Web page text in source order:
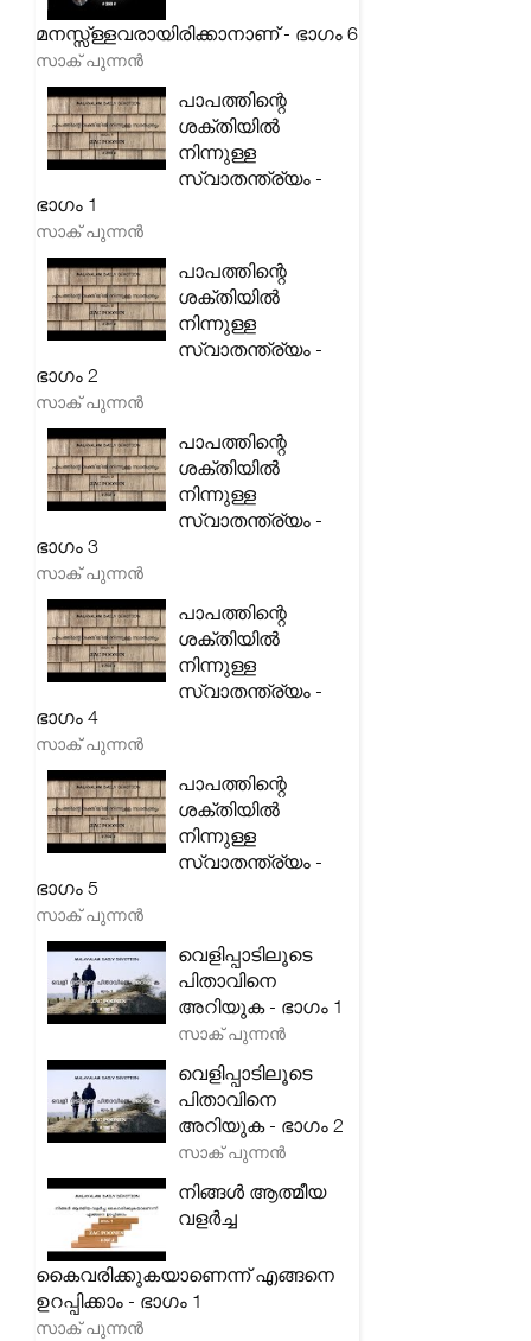
മനസ്സ്ള്ളവരായിരിക്കാനാണ് - ഭാഗം 6
സാക് പുന്നൻ
പാപത്തിന്റെ
ശക്തിയിൽ
നിന്നുള്ള
സ്വാതന്ത്ര്യം -
ഭാഗം 1
സാക് പുന്നൻ
പാപത്തിന്റെ
ശക്തിയിൽ
നിന്നുള്ള
സ്വാതന്ത്ര്യം -
ഭാഗം 2
സാക് പുന്നൻ
പാപത്തിന്റെ
ശക്തിയിൽ
നിന്നുള്ള
സ്വാതന്ത്ര്യം -
ഭാഗം 3
സാക് പുന്നൻ
പാപത്തിന്റെ
ശക്തിയിൽ
നിന്നുള്ള
സ്വാതന്ത്ര്യം -
ഭാഗം 4
സാക് പുന്നൻ
പാപത്തിന്റെ
ശക്തിയിൽ
നിന്നുള്ള
സ്വാതന്ത്ര്യം -
ഭാഗം 5
സാക് പുന്നൻ
വെളിപ്പാടിലൂടെ
പിതാവിനെ
അറിയുക - ഭാഗം 1
സാക് പുന്നൻ
വെളിപ്പാടിലൂടെ
പിതാവിനെ
അറിയുക - ഭാഗം 2
സാക് പുന്നൻ
നിങ്ങൾ ആത്മീയ
വളർച്ച
കൈവരിക്കുകയാണെന്ന് എങ്ങനെ
ഉറപ്പിക്കാം - ഭാഗം 1
സാക് പുന്നൻ